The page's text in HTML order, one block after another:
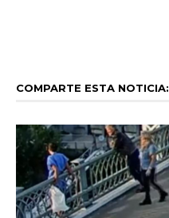
COMPARTE ESTA NOTICIA: